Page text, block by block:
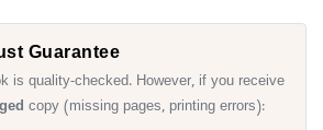
Guarantee
is quality-checked. However, if you receive
copy (missing pages, printing errors):